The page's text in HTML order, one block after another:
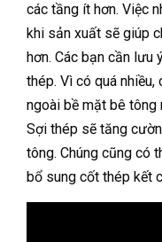
các tầng ít hơn. Việc
khi sản xuất sẽ giúp
hơn. Các bạn cần lưu
thép. Vì có quá
ngoài bề mặt bê tông
Sợi thép sẽ tăng
tông. Chúng cũng có
bổ sung cốt thép kết